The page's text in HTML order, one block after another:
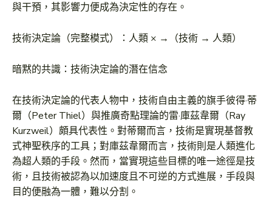
與干預，其影響力便成為決定性的存在。
技術決定論（完整模式）：人類 × →（技術 → 人類）
暗黙的共識：技術決定論的潛在信念
在技術決定論的代表人物中，技術自由主義的旗手彼得·蒂
爾（Peter Thiel）與推廣奇點理論的雷·庫茲韋爾（Ray
Kurzweil）頗具代表性。對蒂爾而言，技術是實現基督教
式神聖秩序的工具；對庫茲韋爾而言，技術則是人類進化
為超人類的手段。然而，當實現這些目標的唯一途徑是技
術，且技術被認為以加速度且不可逆的方式進展，手段與
目的便融為一體，難以分割。